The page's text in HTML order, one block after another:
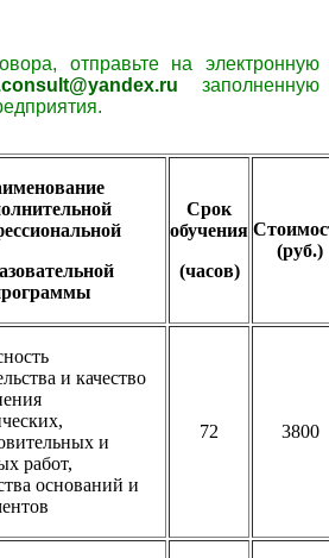
отправьте на электронную
заполненную
Срок
обучения
(часов)
(руб.)
и качество
и
работ,
оснований и
72 3800